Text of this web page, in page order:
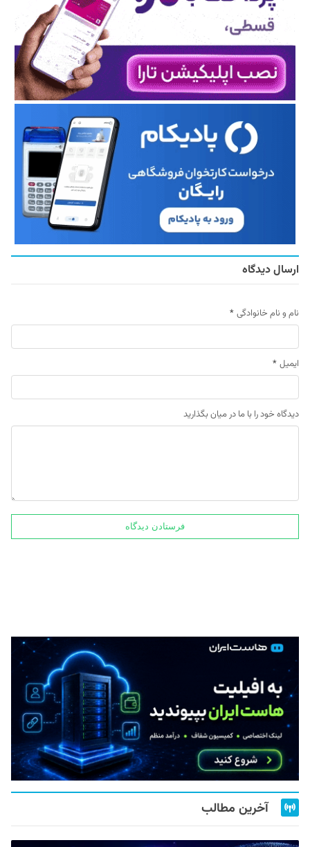
ارسال دیدگاه
نام و نام خانوادگی *
ایمیل *
دیدگاه خود را با ما در میان بگذارید
آخرین مطالب